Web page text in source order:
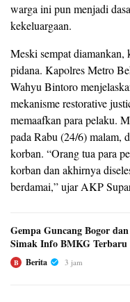
warga ini pun menjadi
kekeluargaan.
Meski sempat diamankan,
pidana. Kapolres Metro
Wahyu Bintoro
mekanisme restorative
memaafkan para pelaku.
pada Rabu (24/6) malam,
korban. “Orang tua para
korban dan akhirnya
berdamai,” ujar AKP
Gempa Guncang Bogor
Simak Info BMKG Terbaru
B Berita 3 jam